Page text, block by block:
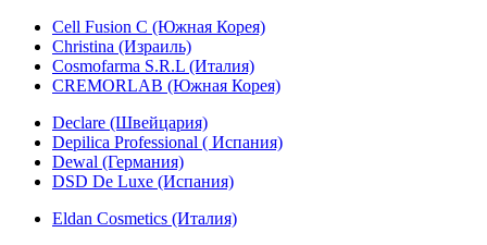
Cell Fusion C (Южная Корея)
Christina (Израиль)
Cosmofarma S.R.L (Италия)
CREMORLAB (Южная Корея)
Declare (Швейцария)
Depilica Professional ( Испания)
Dewal (Германия)
DSD De Luxe (Испания)
Eldan Cosmetics (Италия)